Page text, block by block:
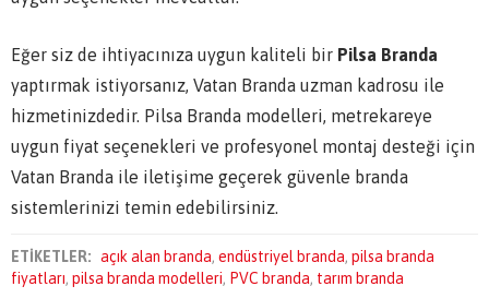
Eğer siz de ihtiyacınıza uygun kaliteli bir Pilsa Branda
yaptırmak istiyorsanız, Vatan Branda uzman kadrosu ile
hizmetinizdedir. Pilsa Branda modelleri, metrekareye
uygun fiyat seçenekleri ve profesyonel montaj desteği için
Vatan Branda ile iletişime geçerek güvenle branda
sistemlerinizi temin edebilirsiniz.
ETİKETLER: açık alan branda, endüstriyel branda, pilsa branda
fiyatları, pilsa branda modelleri, PVC branda, tarım branda